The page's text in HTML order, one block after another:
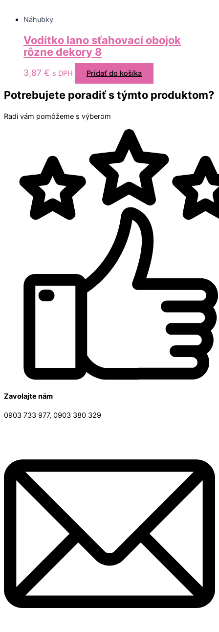
Náhubky
Vodítko lano sťahovací obojok
rôzne dekory 8
3,87 € s DPH Pridať do košíka
Potrebujete poradiť s týmto produktom?
Radi vám pomôžeme s výberom
Zavolajte nám
0903 733 977, 0903 380 329